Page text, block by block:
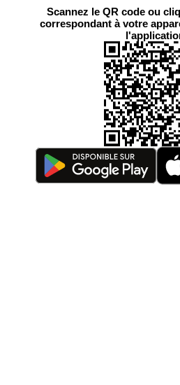
Scannez le QR code ou
correspondant à votre